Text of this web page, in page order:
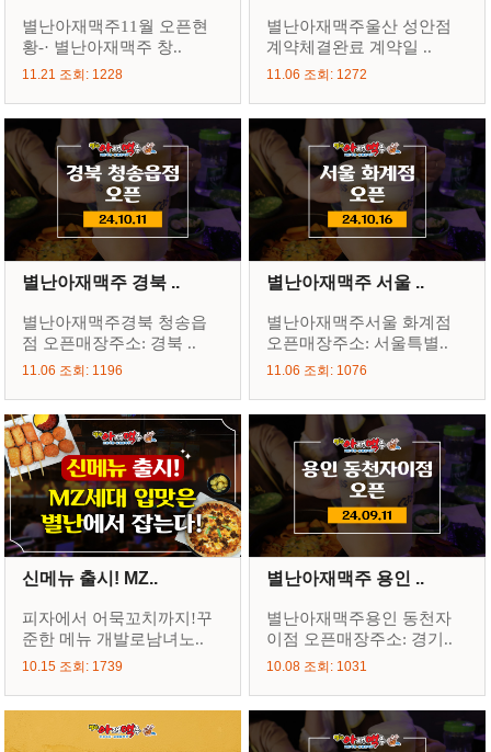
별난아재맥주11월 오픈현
황-· 별난아재맥주 창..
11.21 조회: 1228
별난아재맥주울산 성안점
계약체결완료 계약일 ..
11.06 조회: 1272
별난아재맥주 경북 ..
별난아재맥주경북 청송읍
점 오픈매장주소: 경북 ..
11.06 조회: 1196
별난아재맥주 서울 ..
별난아재맥주서울 화계점
오픈매장주소: 서울특별..
11.06 조회: 1076
신메뉴 출시! MZ..
피자에서 어묵꼬치까지!꾸
준한 메뉴 개발로남녀노..
10.15 조회: 1739
별난아재맥주 용인 ..
별난아재맥주용인 동천자
이점 오픈매장주소: 경기..
10.08 조회: 1031